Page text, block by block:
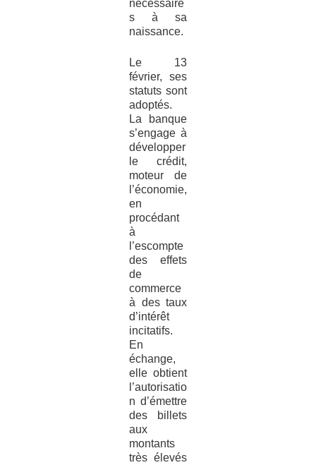
nécessaire
s à sa
naissance.
Le 13
février, ses
statuts sont
adoptés.
La banque
s’engage à
développer
le crédit,
moteur de
l’économie,
en
procédant
à
l’escompte
des effets
de
commerce
à des taux
d’intérêt
incitatifs.
En
échange,
elle obtient
l’autorisatio
n d’émettre
des billets
aux
montants
très élevés